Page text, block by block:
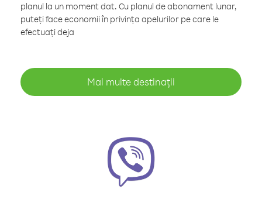
planul la un moment dat. Cu planul de abonament lunar,
puteți face economii în privința apelurilor pe care le
efectuați deja
Mai multe destinații